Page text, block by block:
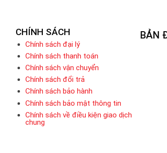
CHÍNH SÁCH
Chính sách đại lý
Chính sách thanh toán
Chính sách vận chuyển
Chính sách đổi trả
Chính sách bảo hành
Chính sách bảo mật thông tin
Chính sách về điều kiện giao dịch
chung
BẢN